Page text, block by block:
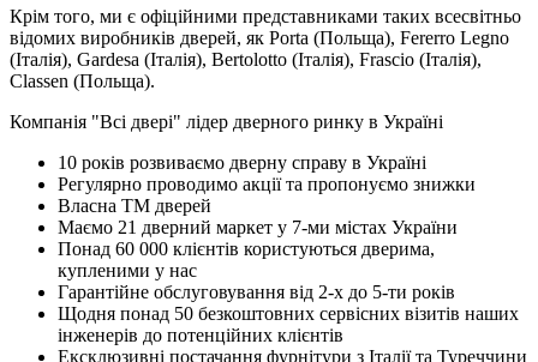
Крім того, ми є офіційними представниками таких всесвітньо
відомих виробників дверей, як Porta (Польща), Fererro Legno
(Італія), Gardesa (Італія), Bertolotto (Італія), Frascio (Італія),
Classen (Польща).
Компанія "Всі двері" лідер дверного ринку в Україні
10 років розвиваємо дверну справу в Україні
Регулярно проводимо акції та пропонуємо знижки
Власна ТМ дверей
Маємо 21 дверний маркет у 7-ми містах України
Понад 60 000 клієнтів користуються дверима,
купленими у нас
Гарантійне обслуговування від 2-х до 5-ти років
Щодня понад 50 безкоштовних сервісних візитів наших
інженерів до потенційних клієнтів
Ексклюзивні постачання фурнітури з Італії та Туреччини